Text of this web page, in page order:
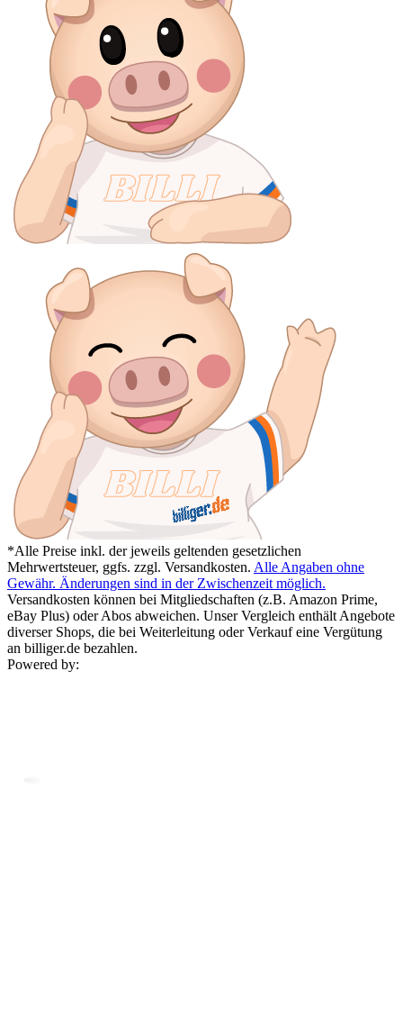
*Alle Preise inkl. der jeweils geltenden gesetzlichen
Mehrwertsteuer, ggfs. zzgl. Versandkosten. Alle Angaben ohne
Gewähr. Änderungen sind in der Zwischenzeit möglich.
Versandkosten können bei Mitgliedschaften (z.B. Amazon Prime,
eBay Plus) oder Abos abweichen. Unser Vergleich enthält Angebote
diverser Shops, die bei Weiterleitung oder Verkauf eine Vergütung
an billiger.de bezahlen.
Powered by: